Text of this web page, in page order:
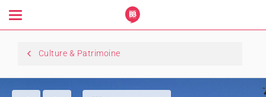
Toggle
navigation
Culture & Patrimoine